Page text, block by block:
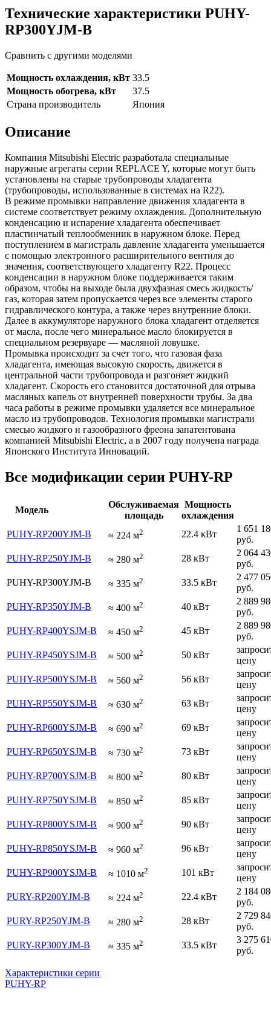
Технические характеристики PUHY-
RP300YJM-B
Сравнить с другими моделями
Мощность охлаждения, кВт 33.5
Мощность обогрева, кВт
37.5
Страна производитель
Япония
Описание
Компания Mitsubishi Electric разработала специальные
наружные агрегаты серии REPLACE Y, которые могут быть
установлены на старые трубопроводы хладагента
(трубопроводы, использованные в системах на R22).
В режиме промывки направление движения хладагента в
системе соответствует режиму охлаждения. Дополнительную
конденсацию и испарение хладагента обеспечивает
пластинчатый теплообменник в наружном блоке. Перед
поступлением в магистраль давление хладагента уменьшается
с помощью электронного расширительного вентиля до
значения, соответствующего хладагенту R22. Процесс
конденсации в наружном блоке поддерживается таким
образом, чтобы на выходе была двухфазная смесь жидкость/
газ, которая затем пропускается через все элементы старого
гидравлического контура, а также через внутренние блоки.
Далее в аккумуляторе наружного блока хладагент отделяется
от масла, после чего минеральное масло блокируется в
специальном резервуаре — масляной ловушке.
Промывка происходит за счет того, что газовая фаза
хладагента, имеющая высокую скорость, движется в
центральной части трубопровода и разгоняет жидкий
хладагент. Скорость его становится достаточной для отрыва
масляных капель от внутренней поверхности трубы. За два
часа работы в режиме промывки удаляется все минеральное
масло из трубопроводов. Технология промывки магистрали
смесью жидкого и газообразного фреона запатентована
компанией Mitsubishi Electric, а в 2007 году получена награда
Японского Института Инноваций.
Все модификации серии PUHY-RP
Модель
Обслуживаемая
площадь
Мощность
охлаждения
PUHY-RP200YJM-B
≈ 224 м2 22.4 кВт
1 651
руб.
PUHY-RP250YJM-B
≈ 280 м2 28 кВт
2 064
руб.
PUHY-RP300YJM-B
≈ 335 м2 33.5 кВт
2 477
руб.
PUHY-RP350YJM-B
≈ 400 м2 40 кВт
2 889
руб.
PUHY-RP400YSJM-B
≈ 450 м2 45 кВт
2 889
руб.
PUHY-RP450YSJM-B
≈ 500 м2 50 кВт
цену
PUHY-RP500YSJM-B
≈ 560 м2 56 кВт
цену
PUHY-RP550YSJM-B
≈ 630 м2 63 кВт
цену
PUHY-RP600YSJM-B
≈ 690 м2 69 кВт
цену
PUHY-RP650YSJM-B
≈ 730 м2 73 кВт
цену
PUHY-RP700YSJM-B
≈ 800 м2 80 кВт
цену
PUHY-RP750YSJM-B
≈ 850 м2 85 кВт
цену
PUHY-RP800YSJM-B
≈ 900 м2 90 кВт
цену
PUHY-RP850YSJM-B
≈ 960 м2 96 кВт
цену
PUHY-RP900YSJM-B
≈ 1010 м2 101 кВт
цену
PURY-RP200YJM-B
≈ 224 м2 22.4 кВт
2 184
руб.
PURY-RP250YJM-B
≈ 280 м2 28 кВт
2 729
руб.
PURY-RP300YJM-B
≈ 335 м2 33.5 кВт
3 275
руб.
Характеристики серии
PUHY-RP